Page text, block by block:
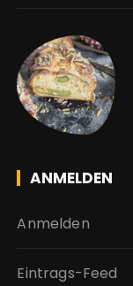
ANMELDEN
Anmelden
Eintrags-Feed